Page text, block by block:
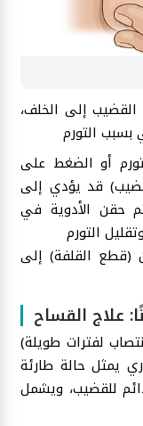
إلى الخلف،
أو الضغط على
قد يؤدي إلى
حقن الأدوية في
(قطع القلفة) إلى
علاج القساح
(استمرار الانتصاب لفترات طويلة) قد لا يحتاج إلى علاج عاجل
يمثل حالة طارئة
للقضيب، ويشمل